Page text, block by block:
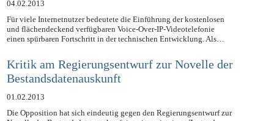
04.02.2013
Für viele Internetnutzer bedeutete die Einführung der kostenlosen
und flächendeckend verfügbaren Voice-Over-IP-Videotelefonie
Kritik am Regierungsentwurf zur Novelle der
Bestandsdatenauskunft
01.02.2013